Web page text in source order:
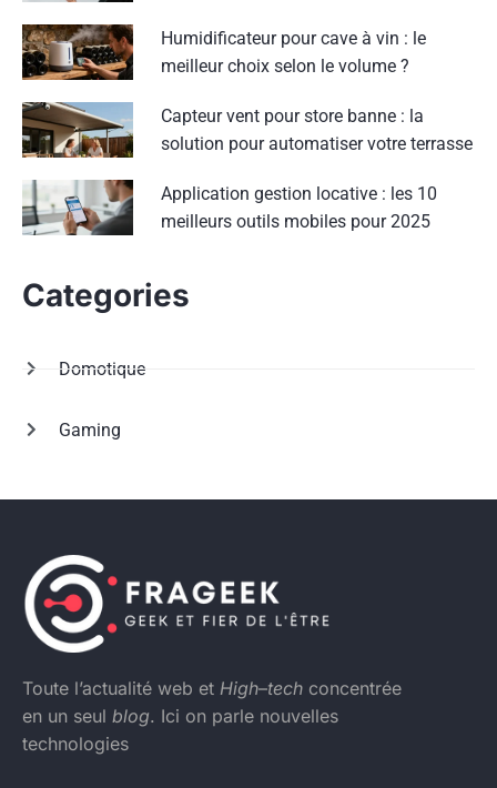
Humidificateur pour cave à vin : le
meilleur choix selon le volume ?
Capteur vent pour store banne : la
solution pour automatiser votre terrasse
Application gestion locative : les 10
meilleurs outils mobiles pour 2025
Categories
Domotique
Gaming
Toute l’actualité web et High–tech concentrée
en un seul blog. Ici on parle nouvelles
technologies